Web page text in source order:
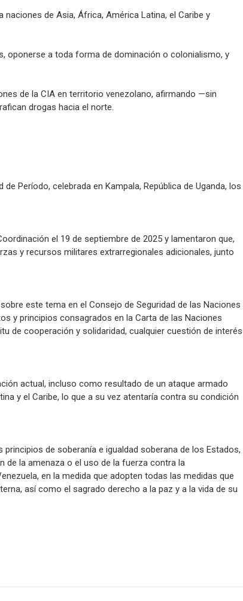
de Asia, África, América Latina, el Caribe y
oponerse a toda forma de dominación o colonialismo, y
de la CIA en territorio venezolano, afirmando —sin
drogas hacia el norte.
Período, celebrada en Kampala, República de Uganda, los
el 19 de septiembre de 2025 y lamentaron que,
y recursos militares extrarregionales adicionales, junto
este tema en el Consejo de Seguridad de las Naciones
y principios consagrados en la Carta de las Naciones
de cooperación y solidaridad, cualquier cuestión de interés
actual, incluso como resultado de un ataque armado
y el Caribe, lo que a su vez atentaría contra su condición
de soberanía e igualdad soberana de los Estados,
de la amenaza o el uso de la fuerza contra la
en la medida que adopten todas las medidas que
así como el sagrado derecho a la paz y a la vida de su